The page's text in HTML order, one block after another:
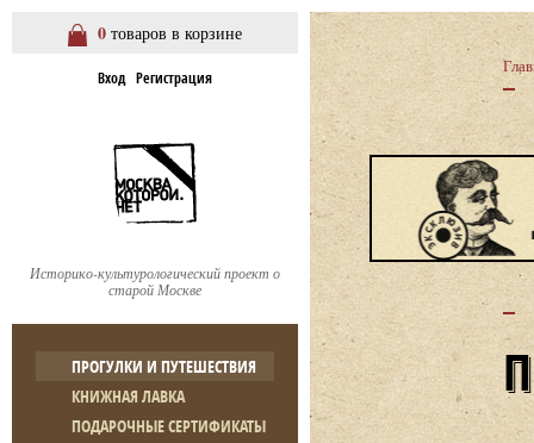
0 товаров в корзине
Вход Регистрация
Историко-культурологический проект о
старой Москве
ПРОГУЛКИ И ПУТЕШЕСТВИЯ
КНИЖНАЯ ЛАВКА
ПОДАРОЧНЫЕ СЕРТИФИКАТЫ